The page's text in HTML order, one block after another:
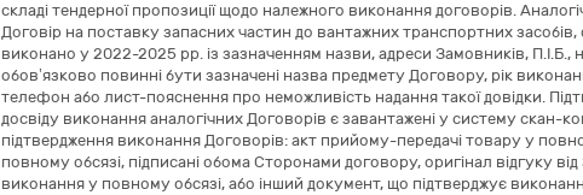
складі тендерної пропозиції щодо належного виконання договорів.
Договір на поставку запасних частин до вантажних транспортних
виконано у 2022-2025 рр. із зазначенням назви, адреси Замовників, П.І.Б.,
обов’язково повинні бути зазначені назва предмету Договору, рік
телефон або лист-пояснення про неможливість надання такої довідки.
досвіду виконання аналогічних Договорів є завантажені у систему скан-
підтвердження виконання Договорів: акт прийому-передачі товару у
повному обсязі, підписані обома Сторонами договору, оригінал відгуку
виконання у повному обсязі, або інший документ, що підтверджує